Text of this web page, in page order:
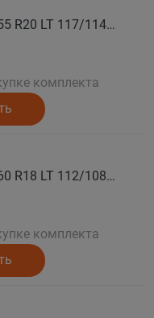
COMFORSER Автошина 255/55 R20 LT 117/114S CF1100 RWL 10PR лето
комплекта
COMFORSER Автошина 255/60 R18 LT 112/108S CF1100 RWL лето
комплекта